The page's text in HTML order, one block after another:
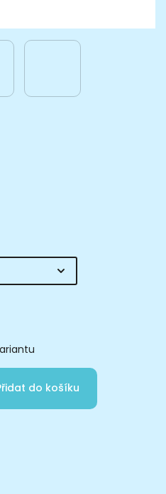
do košíku